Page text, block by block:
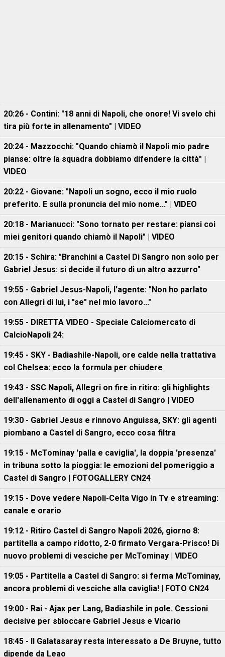
20:26 - Contini: "18 anni di Napoli, che onore! Vi svelo chi
tira più forte in allenamento" | VIDEO
20:24 - Mazzocchi: "Quando chiamò il Napoli mio padre
pianse: oltre la squadra dobbiamo difendere la città" |
VIDEO
20:22 - Giovane: "Napoli un sogno, ecco il mio ruolo
preferito. E sulla pronuncia del mio nome..." | VIDEO
20:18 - Marianucci: "Sono tornato per restare: piansi coi
miei genitori quando chiamò il Napoli" | VIDEO
20:15 - Schira: "Branchini a Castel Di Sangro non solo per
Gabriel Jesus: si decide il futuro di un altro azzurro"
19:55 - Gabriel Jesus-Napoli, l'agente: "Non ho parlato
con Allegri di lui, i "se" nel mio lavoro..."
19:55 - DIRETTA VIDEO - Speciale Calciomercato di
CalcioNapoli 24:
19:45 - SKY - Badiashile-Napoli, ore calde nella trattativa
col Chelsea: ecco la formula per chiudere
19:43 - SSC Napoli, Allegri on fire in ritiro: gli highlights
dell'allenamento di oggi a Castel di Sangro | VIDEO
19:30 - Gabriel Jesus e rinnovo Anguissa, SKY: gli agenti
piombano a Castel di Sangro, ecco cosa filtra
19:15 - McTominay 'palla e caviglia', la doppia 'presenza'
in tribuna sotto la pioggia: le emozioni del pomeriggio a
Castel di Sangro | FOTOGALLERY CN24
19:15 - Dove vedere Napoli-Celta Vigo in Tv e streaming:
canale e orario
19:12 - Ritiro Castel di Sangro Napoli 2026, giorno 8:
partitella a campo ridotto, 2-0 firmato Vergara-Prisco! Di
nuovo problemi di vesciche per McTominay | VIDEO
19:05 - Partitella a Castel di Sangro: si ferma McTominay,
ancora problemi di vesciche alla caviglia! | FOTO CN24
19:00 - Rai - Ajax per Lang, Badiashile in pole. Cessioni
decisive per sbloccare Gabriel Jesus e Vicario
18:45 - Il Galatasaray resta interessato a De Bruyne, tutto
dipende da Leao